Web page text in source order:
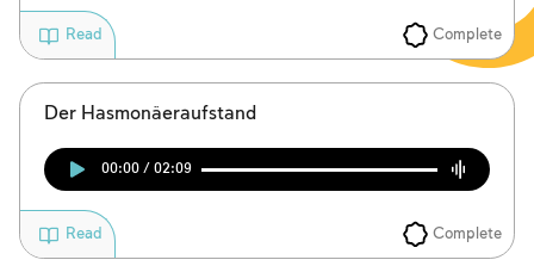
Complete
Read
Der Hasmonäeraufstand
00:00 / 02:09
Complete
Read